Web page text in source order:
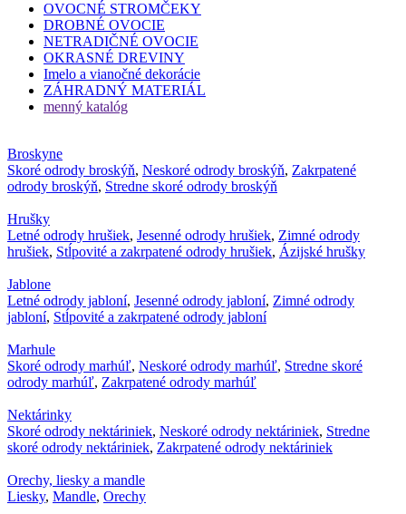
OVOCNÉ STROMČEKY
DROBNÉ OVOCIE
NETRADIČNÉ OVOCIE
OKRASNÉ DREVINY
Imelo a vianočné dekorácie
ZÁHRADNÝ MATERIÁL
menný katalóg
Broskyne
Skoré odrody broskýň, Neskoré odrody broskýň, Zakrpatené
odrody broskýň, Stredne skoré odrody broskýň
Hrušky
Letné odrody hrušiek, Jesenné odrody hrušiek, Zimné odrody
hrušiek, Stĺpovité a zakrpatené odrody hrušiek, Ázijské hrušky
Jablone
Letné odrody jabloní, Jesenné odrody jabloní, Zimné odrody
jabloní, Stĺpovité a zakrpatené odrody jabloní
Marhule
Skoré odrody marhúľ, Neskoré odrody marhúľ, Stredne skoré
odrody marhúľ, Zakrpatené odrody marhúľ
Nektárinky
Skoré odrody nektáriniek, Neskoré odrody nektáriniek, Stredne
skoré odrody nektáriniek, Zakrpatené odrody nektáriniek
Orechy, liesky a mandle
Liesky, Mandle, Orechy